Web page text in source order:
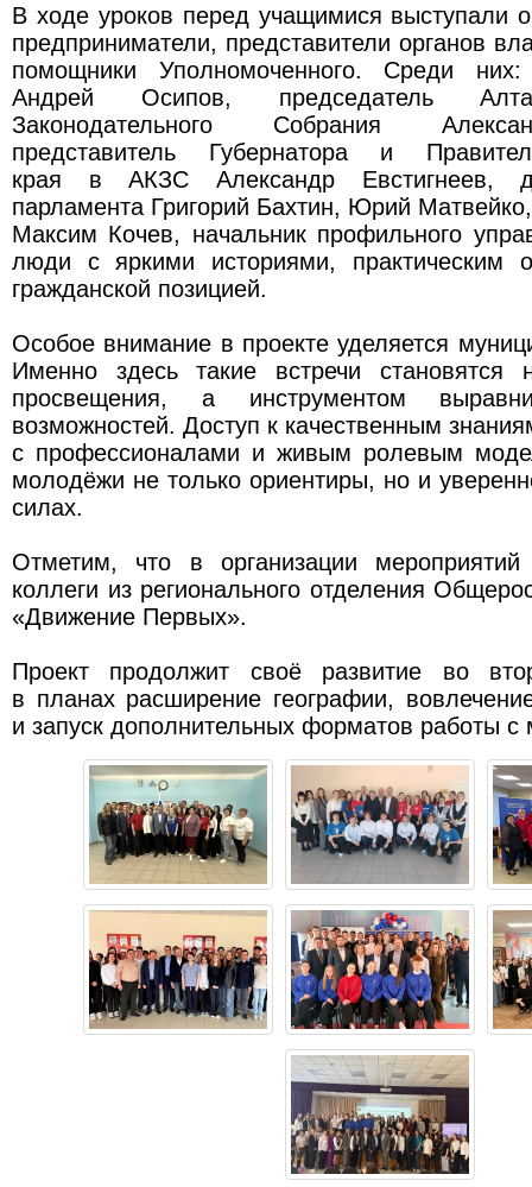
В ходе уроков перед учащимися выступали
предприниматели, представители органов
помощники Уполномоченного. Среди них:
Андрей Осипов, председатель
Законодательного Собрания
представитель Губернатора и
края в АКЗС Александр Евстигнеев,
парламента Григорий Бахтин, Юрий
Максим Кочев, начальник профильного
люди с яркими историями, практическим
гражданской позицией.
Особое внимание в проекте уделяется
Именно здесь такие встречи
просвещения, а инструментом
возможностей. Доступ к качественным
с профессионалами и живым ролевым
молодёжи не только ориентиры, но и
силах.
Отметим, что в организации мероприятий
коллеги из регионального отделения
«Движение Первых».
Проект продолжит своё развитие во
в планах расширение географии,
и запуск дополнительных форматов работы